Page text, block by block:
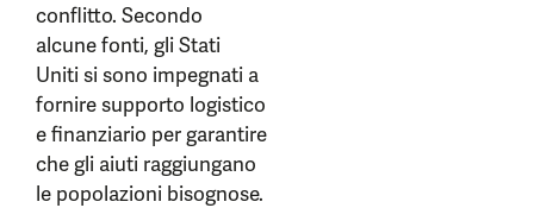
conflitto. Secondo
alcune fonti, gli Stati
Uniti si sono impegnati a
fornire supporto logistico
e finanziario per garantire
che gli aiuti raggiungano
le popolazioni bisognose.